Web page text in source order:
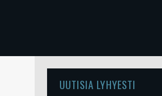
UUTISIA LYHYESTI